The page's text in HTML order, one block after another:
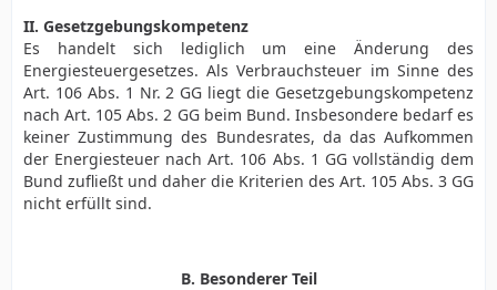
II. Gesetzgebungskompetenz
Es handelt sich lediglich um eine Änderung des
Energiesteuergesetzes. Als Verbrauchsteuer im Sinne des
Art. 106 Abs. 1 Nr. 2 GG liegt die Gesetzgebungskompetenz
nach Art. 105 Abs. 2 GG beim Bund. Insbesondere bedarf es
keiner Zustimmung des Bundesrates, da das Aufkommen
der Energiesteuer nach Art. 106 Abs. 1 GG vollständig dem
Bund zufließt und daher die Kriterien des Art. 105 Abs. 3 GG
nicht erfüllt sind.
B. Besonderer Teil